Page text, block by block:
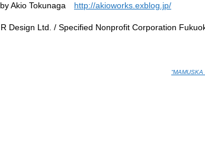
Akio Tokunaga http://akioworks.exblog.jp/
Design Ltd. / Specified Nonprofit Corporation